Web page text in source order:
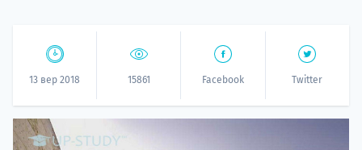
13 вер 2018 15861 Facebook Twitter